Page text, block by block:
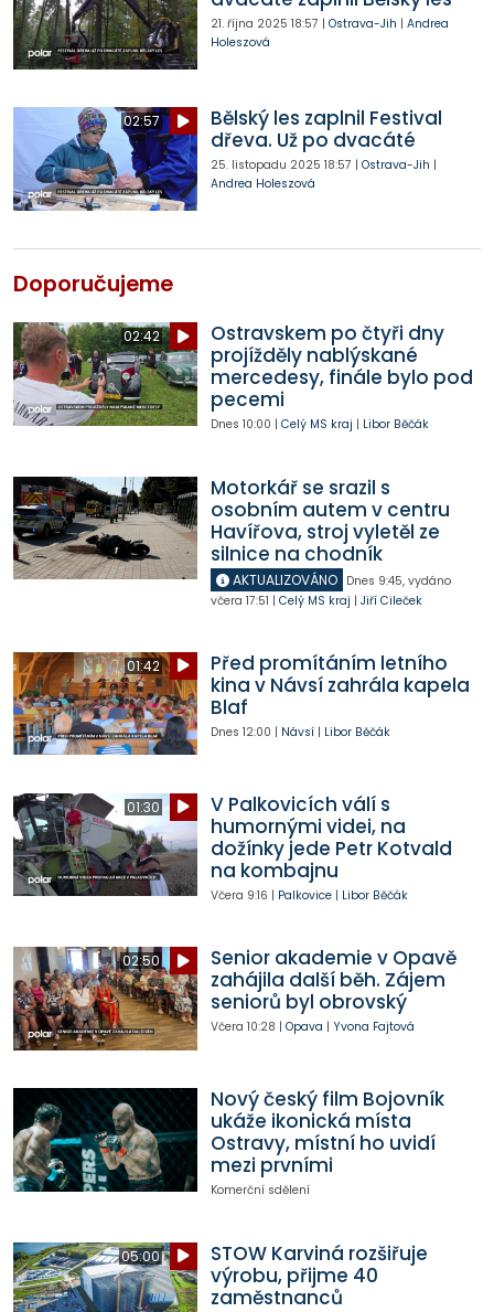
21. října 2025 18:57 | Ostrava-Jih | Andrea
Holeszová
02:57
Bělský les zaplnil Festival
dřeva. Už po dvacáté
25. listopadu 2025 18:57 | Ostrava-Jih |
Andrea Holeszová
Doporučujeme
02:42
Ostravskem po čtyři dny
projížděly nablýskané
mercedesy, finále bylo pod
pecemi
Dnes 10:00 | Celý MS kraj | Libor Běčák
Motorkář se srazil s
osobním autem v centru
Havířova, stroj vyletěl ze
silnice na chodník
AKTUALIZOVÁNO Dnes 9:45, vydáno
včera 17:51 | Celý MS kraj | Jiří Cileček
01:42
Před promítáním letního
kina v Návsí zahrála kapela
Blaf
Dnes 12:00 | Návsí| Libor Běčák
01:30
V Palkovicích válí s
humornými videi, na
dožínky jede Petr Kotvald
na kombajnu
Včera 9:16 | Palkovice| Libor Běčák
02:50
Senior akademie v Opavě
zahájila další běh. Zájem
seniorů byl obrovský
Včera 10:28 | Opava | Yvona Fajtová
Nový český film Bojovník
ukáže ikonická místa
Ostravy, místní ho uvidí
mezi prvními
Komerční sdělení
05:00
STOW Karviná rozšiřuje
výrobu, přijme 40
zaměstnanců